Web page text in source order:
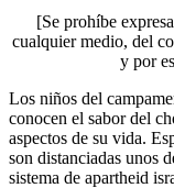
[Se prohíbe
cualquier medio, del
y por
Los niños del
conocen el sabor del
aspectos de su vida.
son distanciadas unos
sistema de apartheid